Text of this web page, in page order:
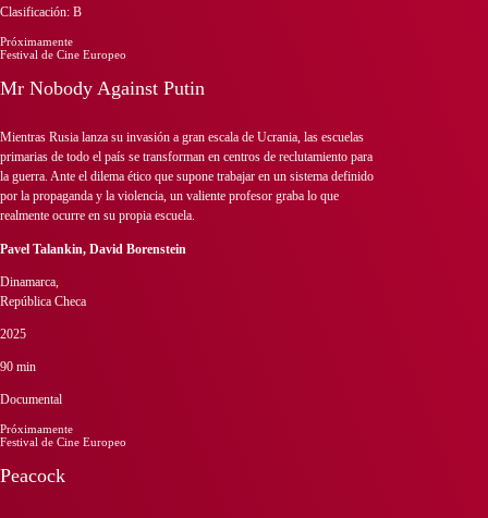
Clasificación: B
Próximamente
Festival de Cine Europeo
Mr Nobody Against Putin
Mientras Rusia lanza su invasión a gran escala de Ucrania, las escuelas
primarias de todo el país se transforman en centros de reclutamiento para
la guerra. Ante el dilema ético que supone trabajar en un sistema definido
por la propaganda y la violencia, un valiente profesor graba lo que
realmente ocurre en su propia escuela.
Pavel Talankin, David Borenstein
Dinamarca,
República Checa
2025
90 min
Documental
Próximamente
Festival de Cine Europeo
Peacock